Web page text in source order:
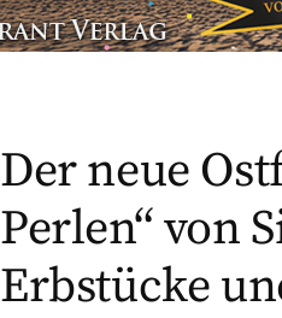
Der neue
Perlen“ von
Erbstücke